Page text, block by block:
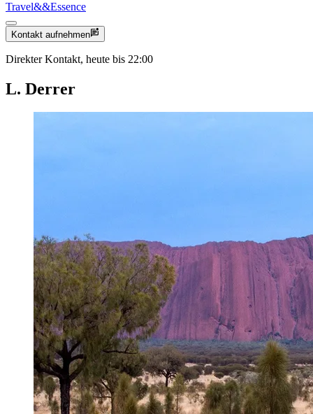
Travel&&Essence
Kontakt aufnehmen
Direkter Kontakt, heute bis 22:00
L. Derrer